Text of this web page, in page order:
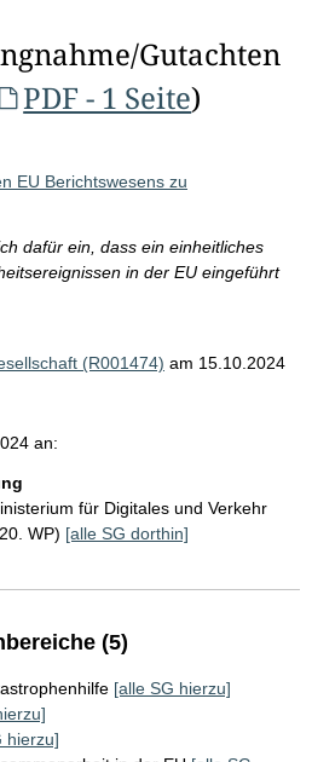
Gutachten
PDF - 1 Seite)
EU Berichtswesens zu
dafür ein, dass ein einheitliches
in der EU eingeführt
(R001474) am 15.10.2024
an:
für Digitales und Verkehr
WP) [alle SG dorthin]
(5)
[alle SG hierzu]
hierzu]